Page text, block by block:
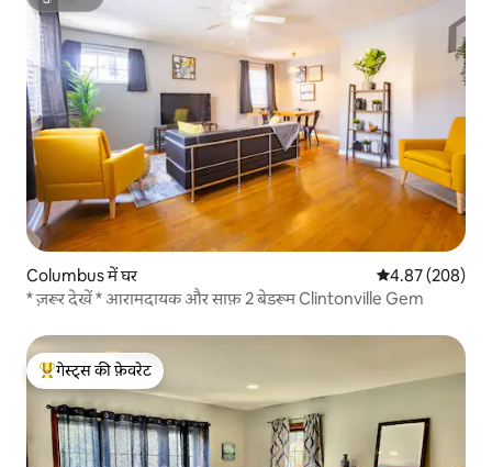
सुपरहोस्ट
Columbus में घर औसत रेटिंग 5 में से
4.87 (208)
* ज़रूर देखें * आरामदायक और साफ़ 2 बेडरूम Clintonville Gem
गेस्ट्स का टॉप फ़ेवरेट
गेस्ट्स की फ़ेवरेट